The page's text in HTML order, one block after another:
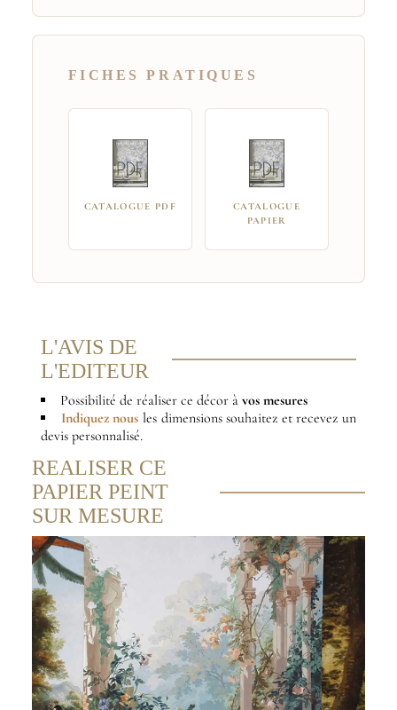
FICHES PRATIQUES
CATALOGUE PDF
CATALOGUE
PAPIER
L'AVIS DE
L'EDITEUR
Possibilité de réaliser ce décor à vos mesures
Indiquez nous les dimensions souhaitez et recevez un
devis personnalisé.
REALISER CE
PAPIER PEINT
SUR MESURE